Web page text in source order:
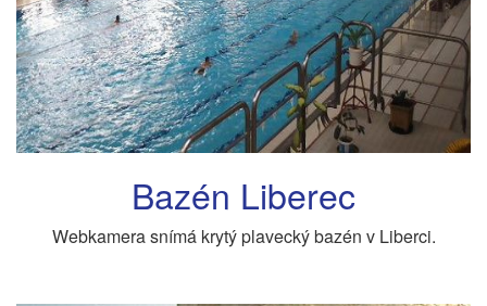
Bazén Liberec
Webkamera snímá krytý plavecký bazén v Liberci.